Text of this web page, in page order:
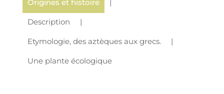
Origines et histoire
Description
Etymologie, des aztèques aux grecs.
Une plante écologique